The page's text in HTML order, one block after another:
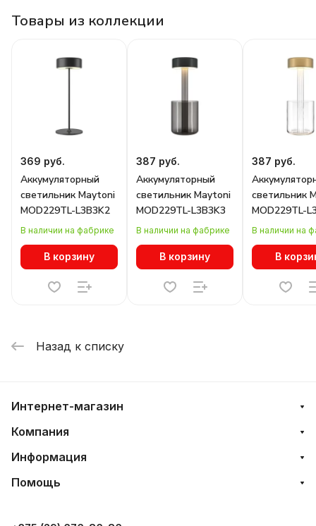
Товары из коллекции
369 руб.
Аккумуляторный
светильник Maytoni
MOD229TL-L3B3K2
В наличии на фабрике
В корзину
387 руб.
Аккумуляторный
светильник Maytoni
MOD229TL-L3B3K3
В наличии на фабрике
В корзину
387 руб.
светильник
MOD229TL-
В наличии на
В
Назад к списку
Интернет-магазин
Компания
Информация
Помощь